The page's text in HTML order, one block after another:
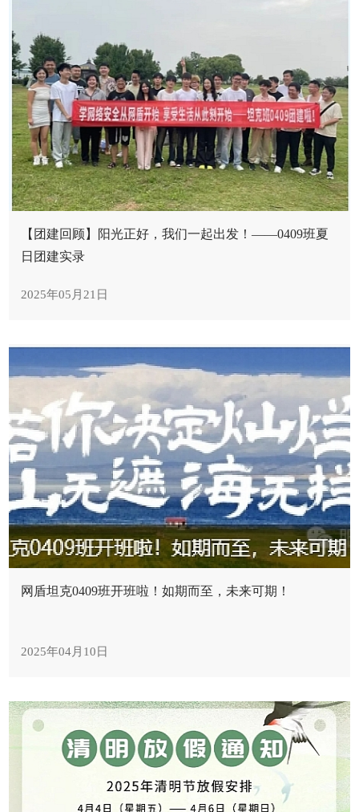
【团建回顾】阳光正好，我们一起出发！——0409班夏
日团建实录
2025年05月21日
网盾坦克0409班开班啦！如期而至，未来可期！
2025年04月10日